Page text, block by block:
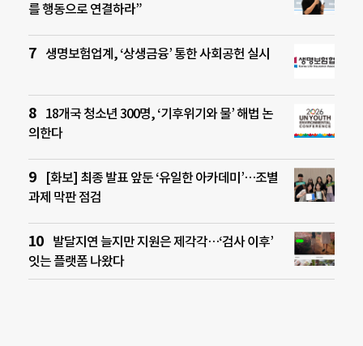
를 행동으로 연결하라”
생명보험업계, ‘상생금융’ 통한 사회공헌 실시
18개국 청소년 300명, ‘기후위기와 물’ 해법 논
의한다
[화보] 최종 발표 앞둔 ‘유일한 아카데미’…조별
과제 막판 점검
발달지연 늘지만 지원은 제각각…‘검사 이후’
잇는 플랫폼 나왔다